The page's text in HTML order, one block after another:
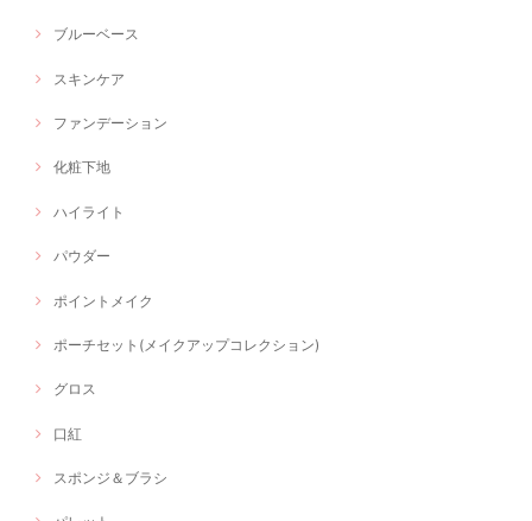
ブルーベース
スキンケア
ファンデーション
化粧下地
ハイライト
パウダー
ポイントメイク
ポーチセット(メイクアップコレクション)
グロス
口紅
スポンジ＆ブラシ